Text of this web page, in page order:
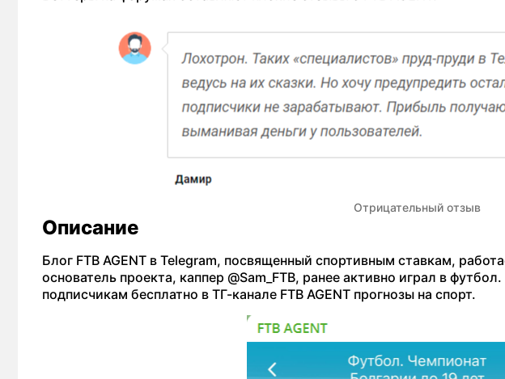
Отрицательный отзыв
Описание
Блог FTB AGENT в Telegram, посвященный спортивным ставкам,
основатель проекта, каппер @Sam_FTB, ранее активно играл в
подписчикам бесплатно в ТГ-канале FTB AGENT прогнозы на спорт.